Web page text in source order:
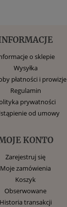
o sklepie
Wysyłka
płatności i prowizje
Regulamin
prywatności
od umowy
KONTO
Zarejestruj się
Moje zamówienia
Koszyk
Obserwowane
Historia transakcji